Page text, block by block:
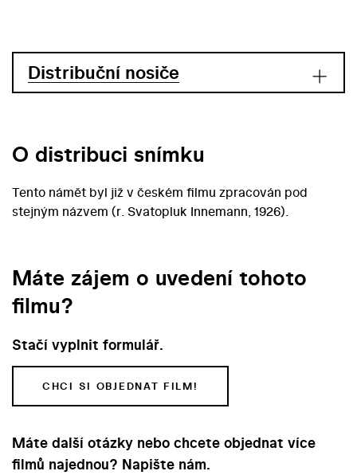
Distribuční nosiče
O distribuci snímku
Tento námět byl již v českém filmu zpracován pod
stejným názvem (r. Svatopluk Innemann, 1926).
Máte zájem o uvedení tohoto
filmu?
Stačí vyplnit formulář.
CHCI SI OBJEDNAT FILM!
Máte další otázky nebo chcete objednat více
filmů najednou? Napište nám.